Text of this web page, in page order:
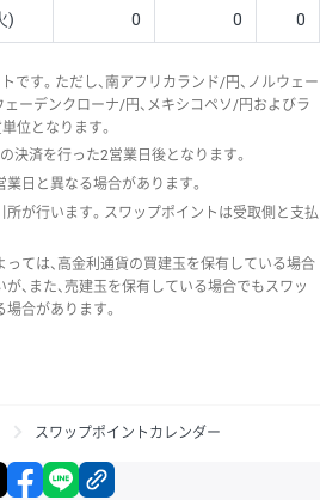
) 0 0 0
です。ただし、南アフリカランド/円、ノルウェー
ェーデンクローナ/円、メキシコペソ/円およびラ
位となります。
決済を行った2営業日後となります。
日と異なる場合があります。
が行います。スワップポイントは受取側と支払
ては、高金利通貨の買建玉を保有している場合
、また、売建玉を保有している場合でもスワッ
合があります。
スワップポイントカレンダー
X facebook